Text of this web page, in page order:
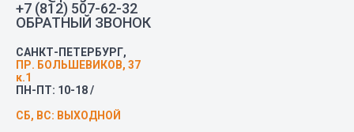
+7 (812) 507-62-32
ОБРАТНЫЙ ЗВОНОК
САНКТ-ПЕТЕРБУРГ,
ПР. БОЛЬШЕВИКОВ, 37
к.1
ПН-ПТ: 10-18 /
СБ, ВС: ВЫХОДНОЙ